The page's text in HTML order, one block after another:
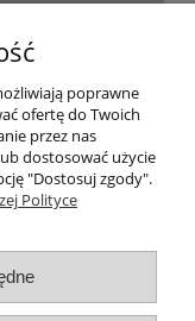
poprawne
ofertę do Twoich
przez nas
dostosować użycie
"Dostosuj zgody".
Polityce